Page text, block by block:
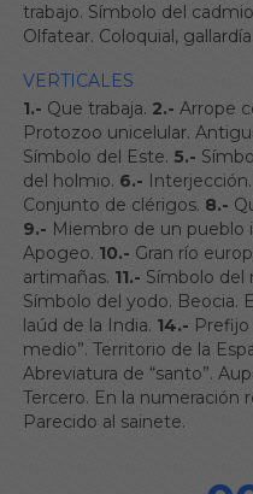
trabajo. Símbolo del
Olfatear. Coloquial,
VERTICALES
1.- Que trabaja. 2.- Arrope
Protozoo unicelular.
Símbolo del Este. 5.-
del holmio. 6.-
Conjunto de clérigos. 8.-
9.- Miembro de un pueblo
Apogeo. 10.- Gran río
artimañas. 11.- Símbolo del
Símbolo del yodo. Beocia.
laúd de la India. 14.- Prefijo
medio”. Territorio de la
Abreviatura de “santo”.
Tercero. En la numeración
Parecido al sainete.